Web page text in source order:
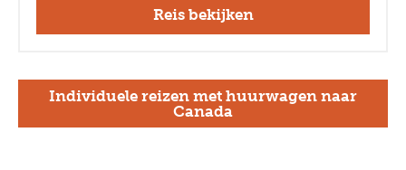
Reis bekijken
Individuele reizen met huurwagen naar
Canada